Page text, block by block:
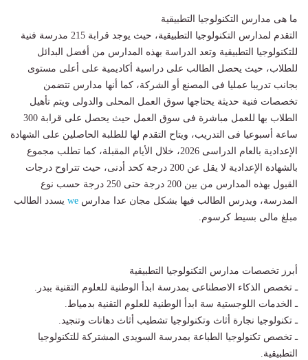
ما هى مدارس التكنولوجيا التطبيقية
التقدم لمدارس التكنولوجيا التطبيقية، حيث يوجد قرابة 215 مدرسة فنية
للتكنولوجيا التطبيقية وتعد الدراسة بهذه المدارس من أفضل البدائل
للطلاب، حيث يحصل الطالب على دراسية أكاديمية على أعلى مستوى
بجانب تدريبا عمليا فى المصنع أو الشركة، كما أنها مدارس تتضمن
تخصصات فنية حديثة يحتاجها سوق العمل المحلى والدولى ويتم تأهيل
الطلاب بها للعمل مباشرة فى سوق العمل حيث يحصل على قرابة 300
ساعة أسبوعيا فى التدريب، ويتاح التقدم لها للطلبة الحاصلين على الشهادة
الإعدادية بالعام الدراسى 2026، خلال الأيام المقبلة، كما تطلب مجموع
بالشهادة الإعدادية لا يقل عن 200 درجة كحد أدنى، حيث تتراوح درجات
القبول بهذه المدارس من بين 200 درجة حتى 250 درجة حسب نوع
المدرسة، ويدرس الطالب فيها بشكل مجان عدا مدارس we يسدد الطالب
مبلغ مالى بسيط كرسوم.
أبرز تخصصات مدارس التكنولوجيا التطبيقية
ـ تخصص الذكاء الاصطناعى بمدرسة ابدأ الوطنية للعلوم التقنية ببدر.
ـ الخدمات اللوجستية سة ابدأ الوطنية للعلوم التقنية بدمياط.
ـ تكنولوجيا نجارة أثاث وتكنولوجيا تشطيب أثاث دهانات وتنجيد.
ـ تخصص تكنولوجيا الطباعة بمدرسة السويدى المشتركة للتكنولوجيا
التطبيقية.